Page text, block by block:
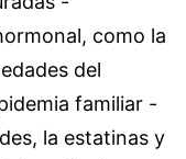
como la
del
familiar -
la estatinas y